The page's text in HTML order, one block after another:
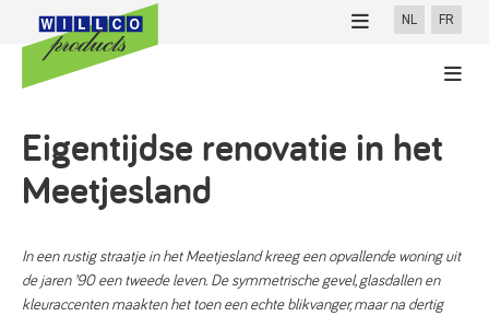
CONSUMENTEN
NL FR
Willco Care
Referenties
Contact
Eigentijdse renovatie in het
Meetjesland
In een rustig straatje in het Meetjesland kreeg een opvallende woning uit
de jaren ’90 een tweede leven. De symmetrische gevel, glasdallen en
kleuraccenten maakten het toen een echte blikvanger, maar na dertig